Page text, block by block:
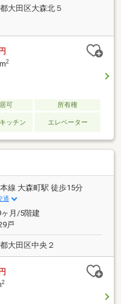
大田区大森北５
2
可
所有権
ッチン エレベーター
線 大森町駅 徒歩15分
通
月/5階建
戸
大田区中央２
2